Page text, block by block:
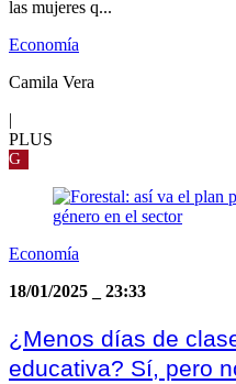
las mujeres q...
Economía
Camila Vera
|
PLUS
G
Economía
18/01/2025
23:33
¿Menos días de
educativa? Sí, pero